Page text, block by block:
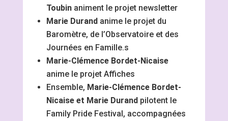
Toubinaniment le projet newsletter
Marie Durandanime le projet du
Baromètre, de l’Observatoire et des
Journées en Famille.s
Marie-Clémence Bordet-Nicaise
anime le projet Affiches
Ensemble, Marie-Clémence Bordet-
Nicaise et Marie Durandpilotent le
Family Pride Festival, accompagnées